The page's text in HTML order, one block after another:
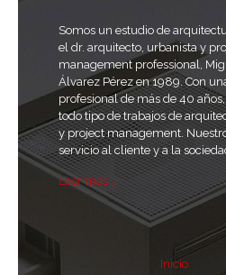
Somos un estudio de
el dr. arquitecto, urbanista y
management professional,
Álvarez Pérez en 1989. Con
profesional de más de 40
todo tipo de trabajos de
y project management.
servicio al cliente y a la
Leer mas ...
Inicio